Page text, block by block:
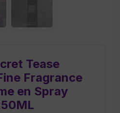
Tease
Fragrance
en Spray